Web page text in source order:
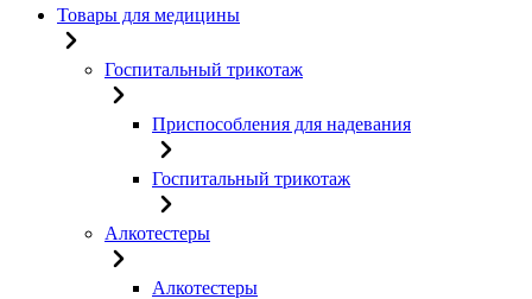
Товары для медицины
Госпитальный трикотаж
Приспособления для надевания
Госпитальный трикотаж
Алкотестеры
Алкотестеры